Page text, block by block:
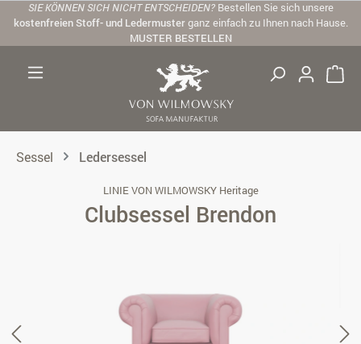
Zum Hauptinhalt springen
SIE KÖNNEN SICH NICHT ENTSCHEIDEN? Bestellen Sie sich unsere
kostenfreien Stoff- und Ledermusterganz einfach zu Ihnen nach Hause.
MUSTER BESTELLEN
Sessel Ledersessel
LINIE VON WILMOWSKY Heritage
Clubsessel Brendon